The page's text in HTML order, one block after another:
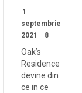
1
septembrie
2021
8
Oak’s
Residence
devine din
ce in ce